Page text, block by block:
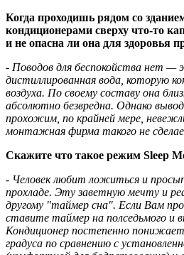
Когда проходишь рядом со
кондиционерами сверху что-то
и не опасна ли она для здоровья
- Поводов для беспокойства нет —
дистиллированная вода, которую
воздуха. По своему составу она
абсолютно безвредна. Однако
прохожим, по крайней мере,
монтажная фирма такого не
Скажите что такое режим Sleep
- Человек любит ложиться и
прохладе. Эту заветную мечту и
другому "таймер сна". Если Вам
ставите таймер на полседьмого и
Кондиционер постепенно
градуса по сравнению с